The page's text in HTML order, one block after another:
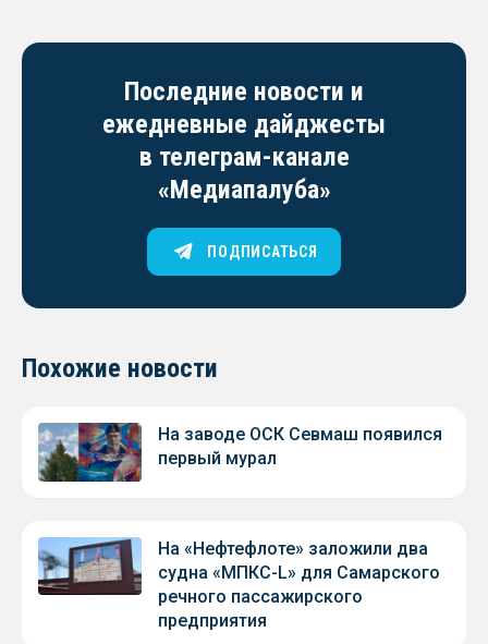
Последние новости и
ежедневные дайджесты
в телеграм-канале
«Медиапалуба»
ПОДПИСАТЬСЯ
Похожие новости
На заводе ОСК Севмаш появился
первый мурал
На «Нефтефлоте» заложили два
судна «МПКС-L» для Самарского
речного пассажирского
предприятия